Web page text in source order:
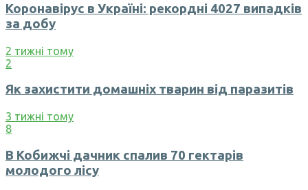
Коронавірус в Україні: рекордні 4027 випадків
за добу
2 тижні тому
2
Як захистити домашніх тварин від паразитів
3 тижні тому
8
В Кобижчі дачник спалив 70 гектарів
молодого лісу